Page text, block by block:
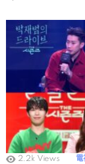
2.2k Views 電